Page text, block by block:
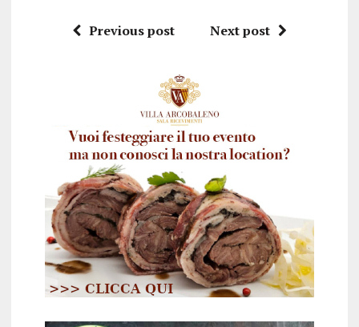
Previous post Next post